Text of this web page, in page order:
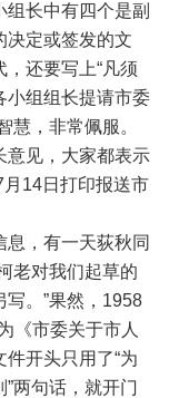
长中有四个是副
决定或签发的文
还要写上“凡须
小组组长提请市委
慧，非常佩服。
意见，大家都表示
14日打印报送市
，有一天荻秋同
老对我们起草的
。”果然，1958
《市委关于市人
开头只用了“为
两句话，就开门